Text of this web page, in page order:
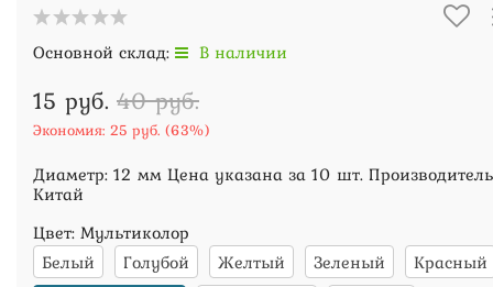
Основной склад: В наличии
15 руб. 40 руб.
Экономия: 25 руб. (63%)
Диаметр: 12 мм Цена указана за 10 шт.
Китай
Цвет: Мультиколор
Белый
Голубой Желтый Зеленый
Красный